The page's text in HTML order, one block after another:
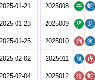
2025-01-21
2025-01-23
2025-01-25
2025-02-02
2025-02-04
2025008 牛 蛇
2025009 猪 龙
2025010 狗 狗
2025011 鼠 虎
2025012 猪 蛇